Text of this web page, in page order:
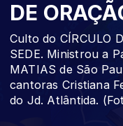
DE
Culto do CÍRCULO
SEDE. Ministrou a
MATIAS de São
cantoras Cristiana
do Jd. Atlântida.